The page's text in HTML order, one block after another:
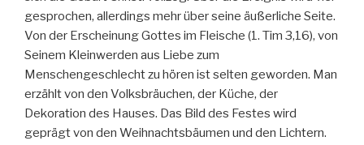
gesprochen, allerdings mehr über seine äußerliche Seite.
Von der Erscheinung Gottes im Fleische (1. Tim 3,16), von
Seinem Kleinwerden aus Liebe zum
Menschengeschlecht zu hören ist selten geworden. Man
erzählt von den Volksbräuchen, der Küche, der
Dekoration des Hauses. Das Bild des Festes wird
geprägt von den Weihnachtsbäumen und den Lichtern.